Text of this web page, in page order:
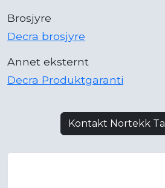
Brosjyre
Decra brosjyre
Annet eksternt
Decra Produktgaranti
Kontakt Nortekk